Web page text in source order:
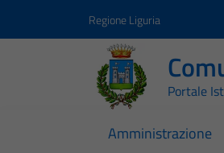
Regione Liguria
Portale
Amministrazione